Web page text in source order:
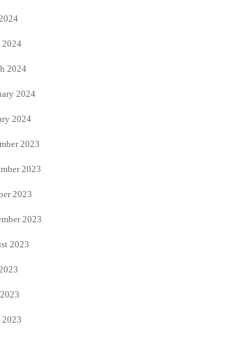
2024
2024
2024
2023
2023
2023
2023
2023